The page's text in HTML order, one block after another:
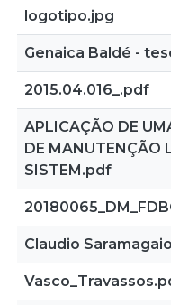
logotipo.jpg
Genaica Baldé -
2015.04.016_.pdf
APLICAÇÃO DE
DE MANUTENÇÃO
SISTEM.pdf
Claudio